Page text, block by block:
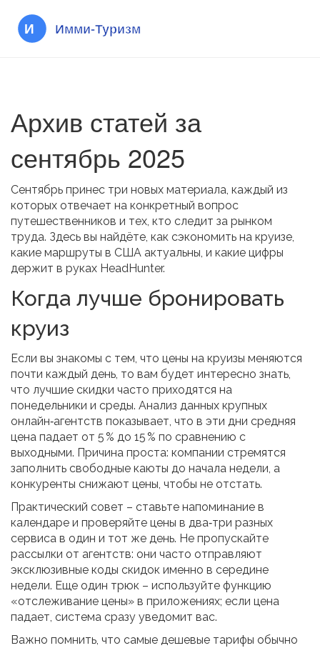
Архив статей за
сентябрь 2025
Сентябрь принес три новых материала, каждый из
которых отвечает на конкретный вопрос
путешественников и тех, кто следит за рынком
труда. Здесь вы найдёте, как сэкономить на круизе,
какие маршруты в США актуальны, и какие цифры
держит в руках HeadHunter.
Когда лучше бронировать
круиз
Если вы знакомы с тем, что цены на круизы меняются
почти каждый день, то вам будет интересно знать,
что лучшие скидки часто приходятся на
понедельники и среды. Анализ данных крупных
онлайн‑агентств показывает, что в эти дни средняя
цена падает от 5 % до 15 % по сравнению с
выходными. Причина проста: компании стремятся
заполнить свободные каюты до начала недели, а
конкуренты снижают цены, чтобы не отстать.
Практический совет – ставьте напоминание в
календаре и проверяйте цены в два‑три разных
сервиса в один и тот же день. Не пропускайте
рассылки от агентств: они часто отправляют
эксклюзивные коды скидок именно в середине
недели. Еще один трюк – используйте функцию
«отслеживание цены» в приложениях; если цена
падает, система сразу уведомит вас.
Важно помнить, что самые дешевые тарифы обычно